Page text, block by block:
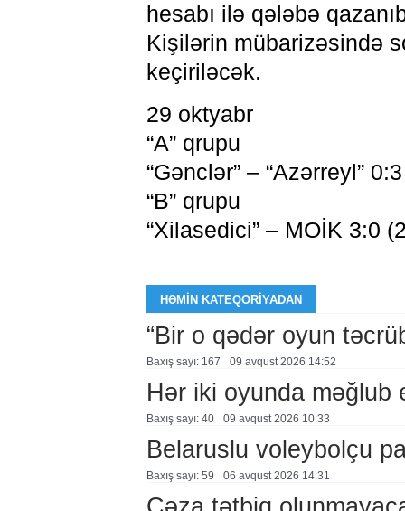
hesabı ilə qələbə
Kişilərin mübarizəsində
keçiriləcək.
29 oktyabr
“A” qrupu
“Gənclər” – “Azərreyl”
“B” qrupu
“Xilasedici” – MOİK 3:0
HƏMIN KATEQORIYADAN
“Bir o qədər oyun
Baxış sayı: 167 09 avqust 2026 14:52
Hər iki oyunda məğlub
Baxış sayı: 40 09 avqust 2026 10:33
Belaruslu voleybolçu
Baxış sayı: 59 06 avqust 2026 14:31